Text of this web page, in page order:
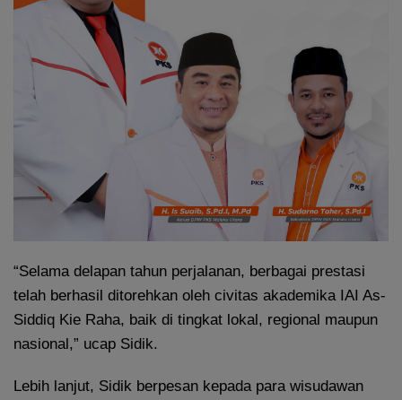
“Selama delapan tahun perjalanan, berbagai prestasi
telah berhasil ditorehkan oleh civitas akademika IAI As-
Siddiq Kie Raha, baik di tingkat lokal, regional maupun
nasional,” ucap Sidik.
Lebih lanjut, Sidik berpesan kepada para wisudawan